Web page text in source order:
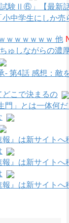
験Ⅱ⑥」【最新
小中学生にしか
ｗｗｗｗｗｗ 他
ゅしながらの濃
第4話 感想：敵
どこで決まるの
門」とは一体何
報』は新サイトへ
報』は新サイトへ
報』は新サイトへ